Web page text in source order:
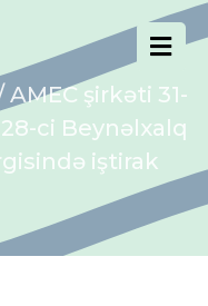
AMEC şirkəti 31-
ci Beynəlxalq
iştirak